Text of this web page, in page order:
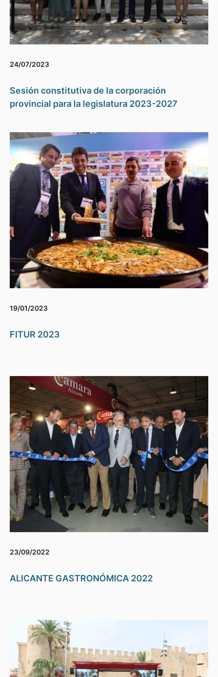
24/07/2023
Sesión constitutiva de la corporación
provincial para la legislatura 2023-2027
19/01/2023
FITUR 2023
23/09/2022
ALICANTE GASTRONÓMICA 2022